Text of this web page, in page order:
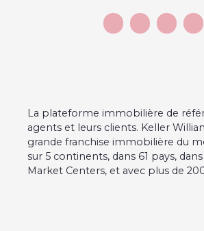
La plateforme immobilière de
agents et leurs clients. Keller
grande franchise immobilière du
sur 5 continents, dans 61 pays,
Market Centers, et avec plus de